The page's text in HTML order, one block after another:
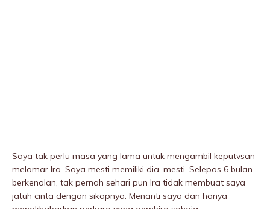
Saya tak perlu masa yang lama untuk mengambil keputvsan
melamar Ira. Saya mesti memiliki dia, mesti. Selepas 6 bulan
berkenalan, tak pernah sehari pun Ira tidak membuat saya
jatuh cinta dengan sikapnya. Menanti saya dan hanya